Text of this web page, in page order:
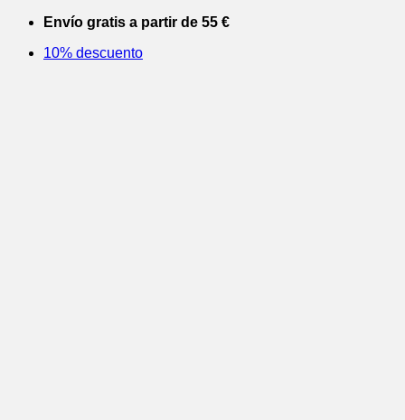
Saltar
contenido
Envío gratis a partir de 55 €
10% descuento